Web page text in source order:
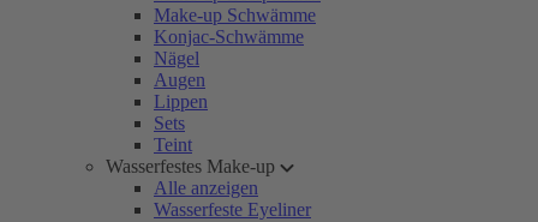
Make-up Schwämme
Konjac-Schwämme
Nägel
Augen
Lippen
Sets
Teint
Wasserfestes Make-up
Alle anzeigen
Wasserfeste Eyeliner